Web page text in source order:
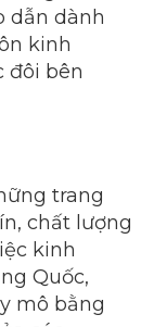
dẫn dành
kinh
đôi bên
trang
chất lượng
kinh
Quốc,
mô bằng